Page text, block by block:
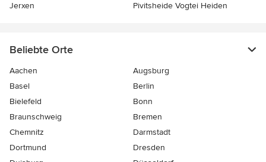
Jerxen
Pivitsheide Vogtei Heiden
Beliebte Orte
Aachen
Augsburg
Basel
Berlin
Bielefeld
Bonn
Braunschweig
Bremen
Chemnitz
Darmstadt
Dortmund
Dresden